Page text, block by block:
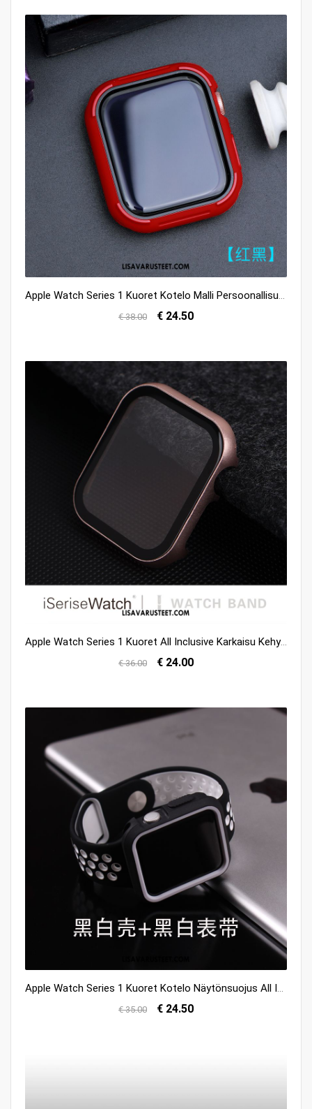
€ 38.00 € 24.50
Apple Watch Series 1 Kuoret All Inclusive Karkaisu Kehys Suojaus Jauhe Kauppa
€ 36.00 € 24.00
€ 35.00 € 24.50